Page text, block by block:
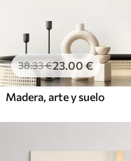
38.33€23.00 €
Madera, arte y suelo